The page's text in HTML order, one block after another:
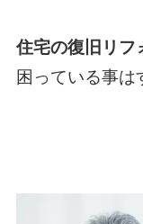
住宅の復旧リフ
困っている事は